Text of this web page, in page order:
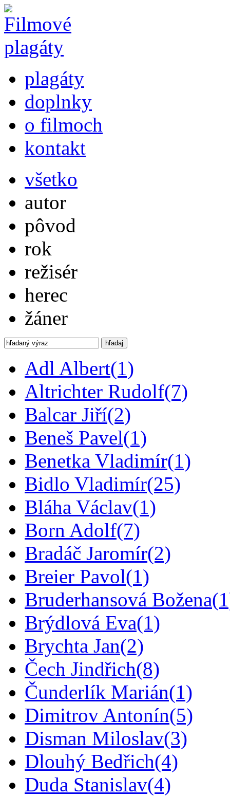
plagáty
doplnky
o filmoch
kontakt
všetko
autor
pôvod
rok
režisér
herec
žáner
hľadaj
Adl Albert(1)
Altrichter Rudolf(7)
Balcar Jiří(2)
Beneš Pavel(1)
Benetka Vladimír(1)
Bidlo Vladimír(25)
Bláha Václav(1)
Born Adolf(7)
Bradáč Jaromír(2)
Breier Pavol(1)
Bruderhansová Božena
Brýdlová Eva(1)
Brychta Jan(2)
Čech Jindřich(8)
Čunderlík Marián(1)
Dimitrov Antonín(5)
Disman Miloslav(3)
Dlouhý Bedřich(4)
Duda Stanislav(4)